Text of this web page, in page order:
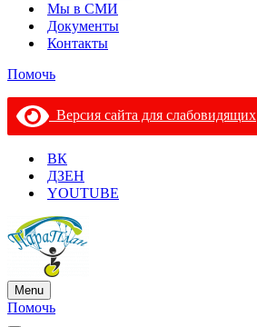
Мы в СМИ
Документы
Контакты
Помочь
Версия сайта для слабовидящих
ВК
ДЗЕН
YOUTUBE
Menu
Меню
навигации
Помочь